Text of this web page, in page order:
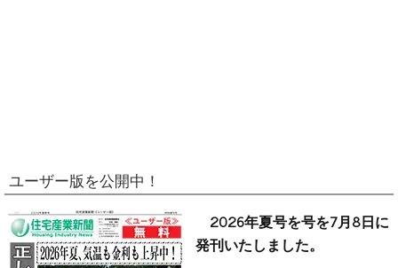
ユーザー版を公開中！
2026年夏号を号を7月8日に
発刊いたしました。